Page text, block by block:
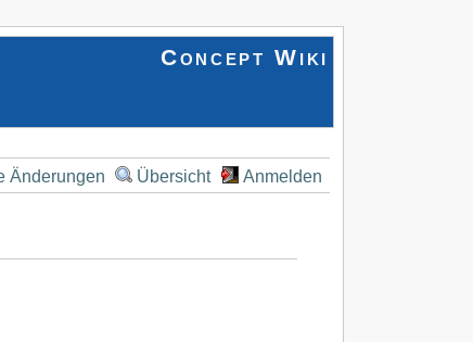
Concept Wiki
Änderungen Übersicht
Anmelden